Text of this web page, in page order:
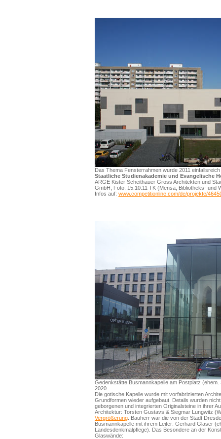
Das Thema Fensterrahmen wurde 2011
Staatliche Studienakademie und Evangelische
ARGE Kister Scheithauer Gross Architekten und
GmbH, Foto: 15.10.11 TK (Mensa, Bibliotheks- und
Infos auf: www.competitionline.com/de/projekte/
Gedenkstätte Busmannkapelle am Postplatz
2020
Die gotische Kapelle wurde mit vorfabrizierten
Grundformen wieder aufgebaut. Details wurden
geborgenen und integrierten Originalsteine in ihrer
Architektur: Torsten Gustavs & Siegmar Lungwitz
Vergrößerung . Bauherr war die von der Stadt
Busmannkapelle mit ihrem Leiter: Gerhard Glaser
Landesdenkmalpflege). Das Besondere an der
Glaswände: